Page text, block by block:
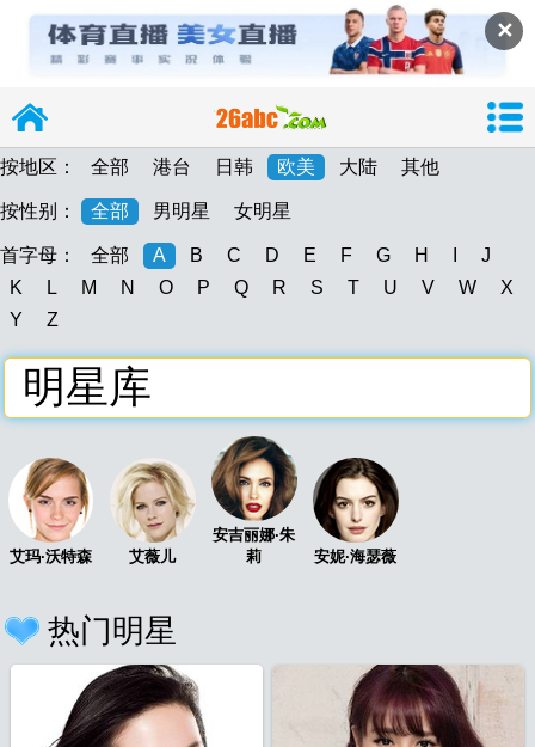
✕
26abc
按地区： 全部 港台 日韩 欧美 大陆 其他
按性别： 全部 男明星 女明星
首字母： 全部 A B C D E F G H
J
K
L M N O P Q R S T U V W
X
Y
Z
明星库
艾玛·沃特森 艾薇儿
安吉丽娜·朱
莉
安妮·海瑟薇
热门明星